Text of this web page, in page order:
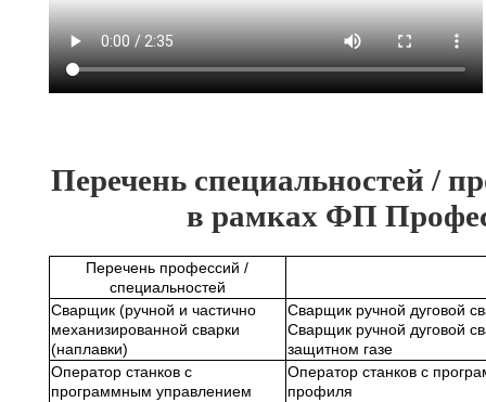
Перечень специальностей /
в рамках ФП
Перечень профессий /
специальностей
Сварщик (ручной и частично
механизированной сварки
(наплавки)
Сварщик ручной дуговой
Сварщик ручной дуговой
защитном газе
Оператор станков с
программным управлением
Оператор станков с
профиля